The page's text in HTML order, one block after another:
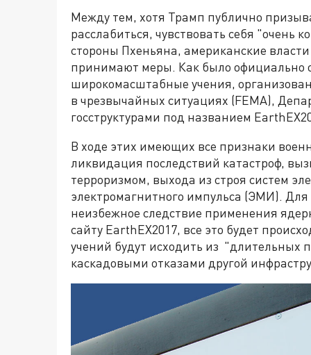
Между тем, хотя Трамп публично
расслабиться, чувствовать себя "очень
стороны Пхеньяна, американские
принимают меры. Как было официально
широкомасштабные учения,
в чрезвычайных ситуациях (FEMA),
госструктурами под названием
В ходе этих имеющих все признаки
ликвидация последствий катастроф,
терроризмом, выхода из строя систем
электромагнитного импульса (ЭМИ).
неизбежное следствие применения
сайту EarthEX2017, все это будет
учений будут исходить из "длительных
каскадовыми отказами другой